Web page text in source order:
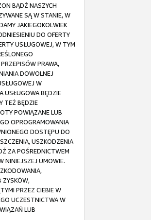
BĄDŹ NASZYCH
SĄ W STANIE, W
JAKIEGOKOLWIEK
DO OFERTY
USŁUGOWEJ, W TYM
PRAWA,
DOWOLNEJ
W
USŁUGOWA BĘDZIE
TEŻ BĘDZIE
POWIĄZANE LUB
OPROGRAMOWANIA
DOSTĘPU DO
USZKODZENIA
ZA POŚREDNICTWEM
NINIEJSZEJ UMOWIE.
ZYSKÓW,
PRZEZ CIEBIE W
UCZESTNICTWA W
LUB